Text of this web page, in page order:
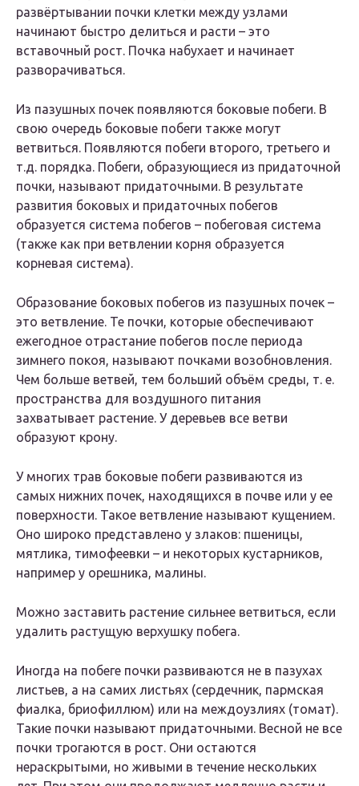
развёртывании почки клетки между узлами
начинают быстро делиться и расти – это
вставочный рост. Почка набухает и начинает
разворачиваться.
Из пазушных почек появляются боковые побеги. В
свою очередь боковые побеги также могут
ветвиться. Появляются побеги второго, третьего и
т.д. порядка. Побеги, образующиеся из придаточной
почки, называют придаточными. В результате
развития боковых и придаточных побегов
образуется система побегов – побеговая система
(также как при ветвлении корня образуется
корневая система).
Образование боковых побегов из пазушных почек –
это ветвление. Те почки, которые обеспечивают
ежегодное отрастание побегов после периода
зимнего покоя, называют почками возобновления.
Чем больше ветвей, тем больший объём среды, т. е.
пространства для воздушного питания
захватывает растение. У деревьев все ветви
образуют крону.
У многих трав боковые побеги развиваются из
самых нижних почек, находящихся в почве или у ее
поверхности. Такое ветвление называют кущением.
Оно широко представлено у злаков: пшеницы,
мятлика, тимофеевки – и некоторых кустарников,
например у орешника, малины.
Можно заставить растение сильнее ветвиться, если
удалить растущую верхушку побега.
Иногда на побеге почки развиваются не в пазухах
листьев, а на самих листьях (сердечник, пармская
фиалка, бриофиллюм) или на междоузлиях (томат).
Такие почки называют придаточными. Весной не все
почки трогаются в рост. Они остаются
нераскрытыми, но живыми в течение нескольких